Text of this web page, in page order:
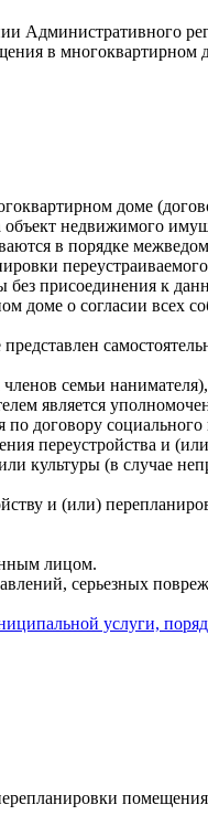
Административного
в многоквартирном
доме
объект недвижимого
в порядке
присоединения к
доме о согласии всех
семьи
является
договору социального
переустройства и
культуры (в случае
и (или)
лицом.
серьезных
услуги,